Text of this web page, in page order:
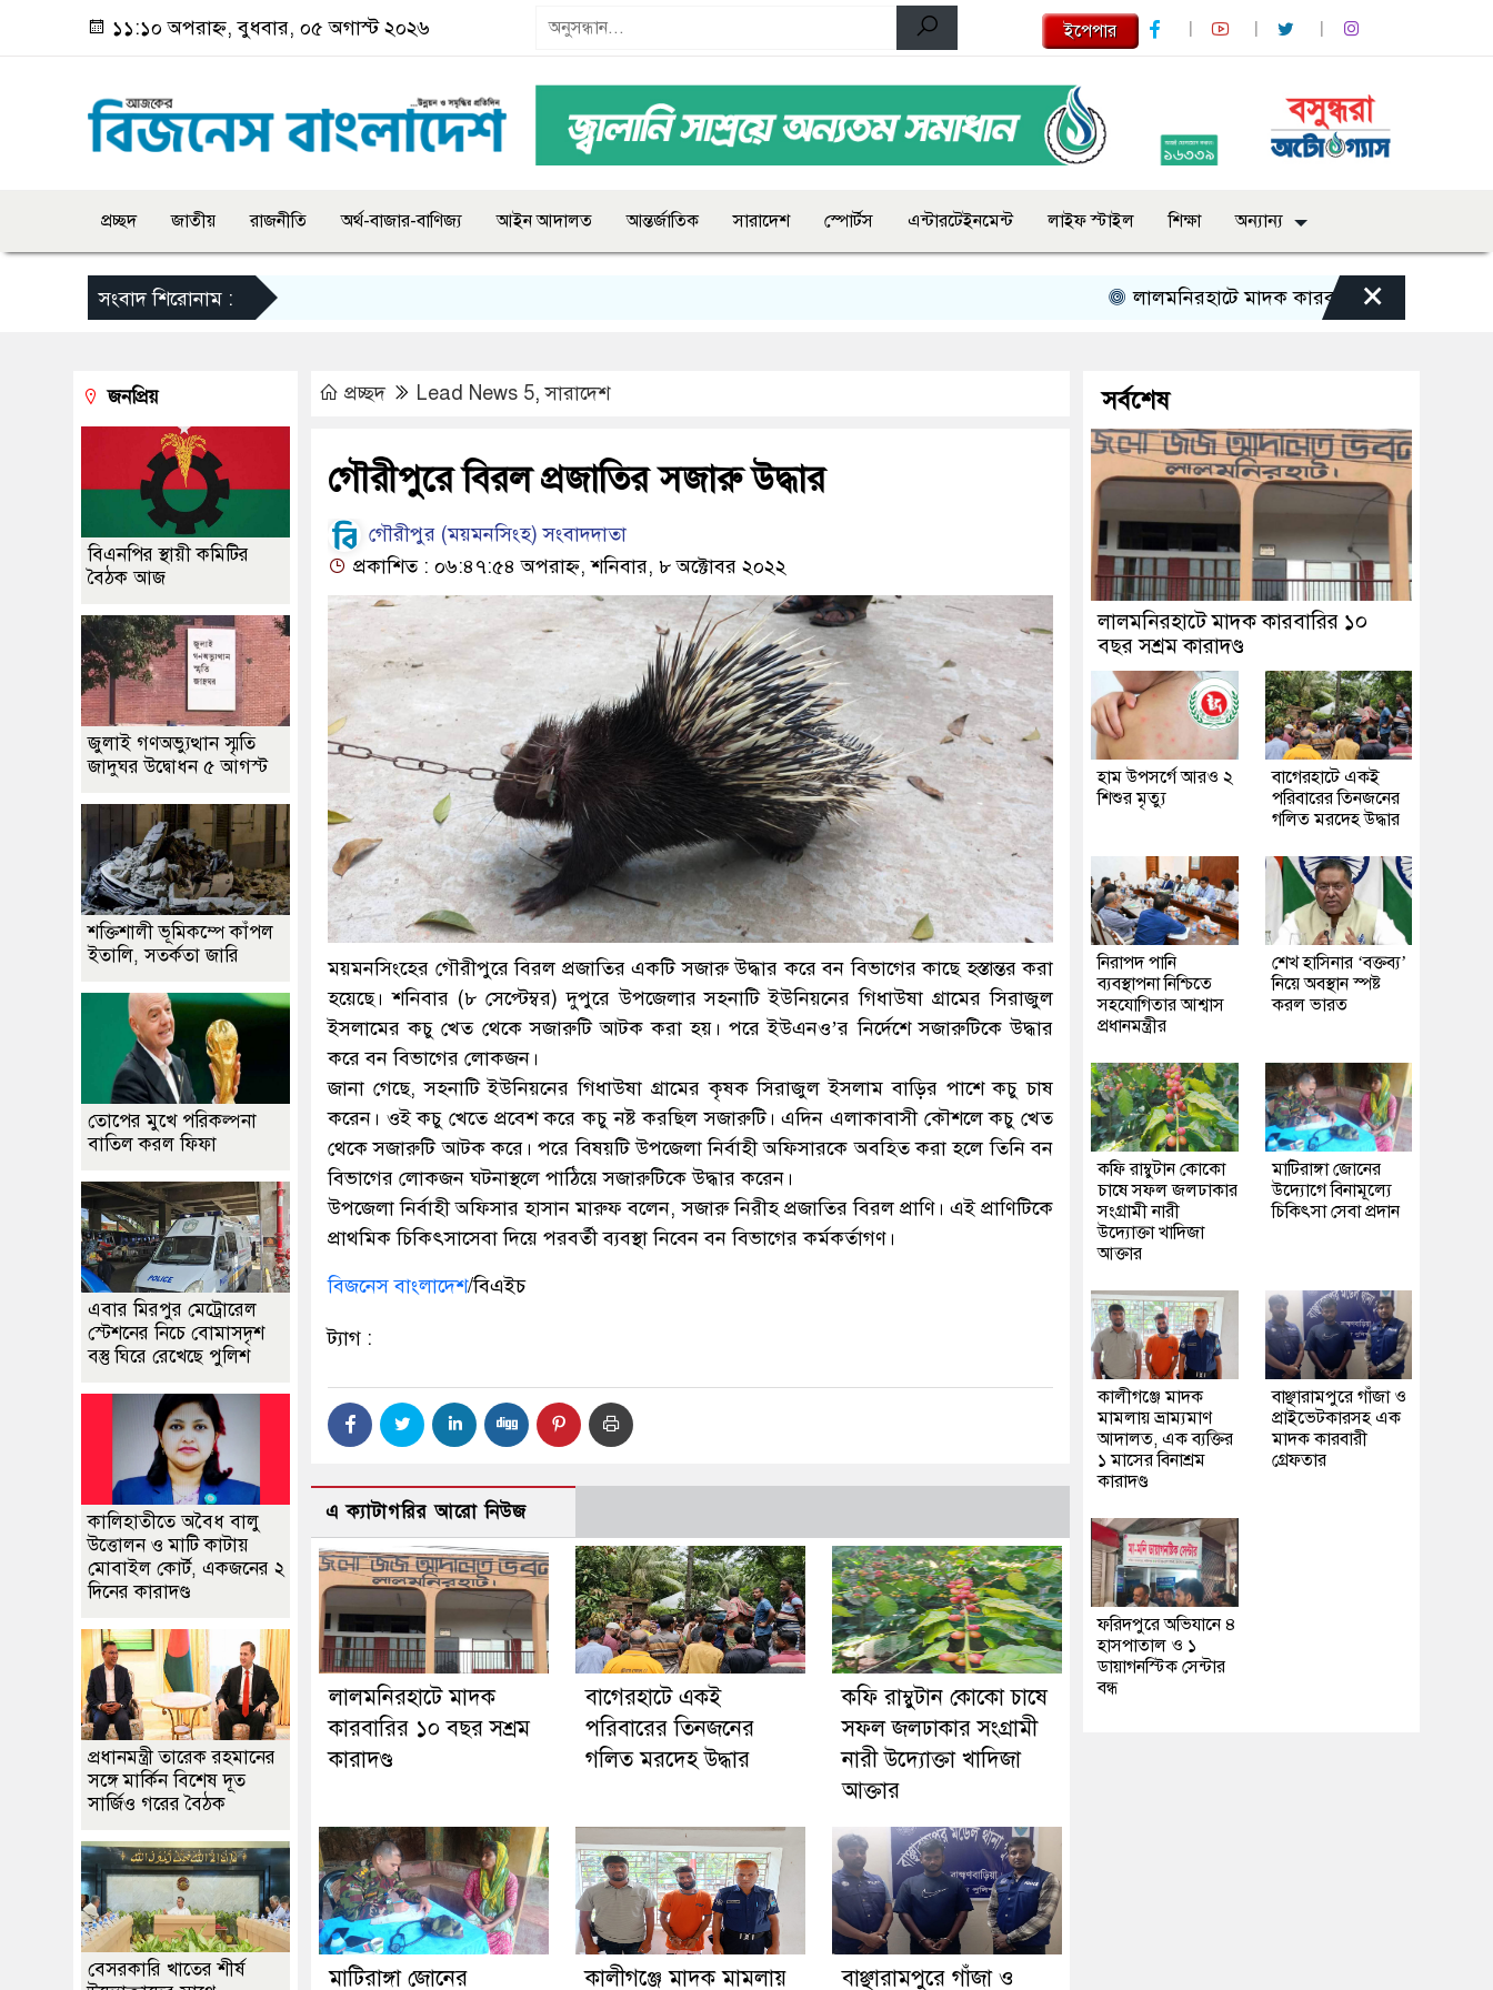
১১:১০ অপরাহ্ন, বুধবার, ০৫ অগাস্ট ২০২৬ ইপেপার
প্রচ্ছদ জাতীয় রাজনীতি অর্থ-বাজার-বাণিজ্য আইন আদালত আন্তর্জাতিক সারাদেশ স্পোর্টস এন্টারটেইনমেন্ট লাইফ স্টাইল শিক্ষা অন্যান্য
সংবাদ শিরোনাম : লালমনিরহাটে মাদক কারবারির ১০ বছর সশ্রম কারাদণ্ড
×
প্রচ্ছদ Lead News 5,সারাদেশ
গৌরীপুরে বিরল প্রজাতির সজারু উদ্ধার
গৌরীপুর (ময়মনসিংহ) সংবাদদাতা
প্রকাশিত : ০৬:৪৭:৫৪ অপরাহ্ন, শনিবার, ৮ অক্টোবর ২০২২
ময়মনসিংহের গৌরীপুরে বিরল প্রজাতির একটি সজারু উদ্ধার করে বন বিভাগের কাছে হস্তান্তর করা
হয়েছে। শনিবার (৮ সেপ্টেম্বর) দুপুরে উপজেলার সহনাটি ইউনিয়নের গিধাউষা গ্রামের সিরাজুল
ইসলামের কচু খেত থেকে সজারুটি আটক করা হয়। পরে ইউএনও’র নির্দেশে সজারুটিকে উদ্ধার
করে বন বিভাগের লোকজন।
জানা গেছে, সহনাটি ইউনিয়নের গিধাউষা গ্রামের কৃষক সিরাজুল ইসলাম বাড়ির পাশে কচু চাষ
করেন। ওই কচু খেতে প্রবেশ করে কচু নষ্ট করছিল সজারুটি। এদিন এলাকাবাসী কৌশলে কচু খেত
থেকে সজারুটি আটক করে। পরে বিষয়টি উপজেলা নির্বাহী অফিসারকে অবহিত করা হলে তিনি বন
বিভাগের লোকজন ঘটনাস্থলে পাঠিয়ে সজারুটিকে উদ্ধার করেন।
উপজেলা নির্বাহী অফিসার হাসান মারুফ বলেন, সজারু নিরীহ প্রজাতির বিরল প্রাণি। এই প্রাণিটিকে
প্রাথমিক চিকিৎসাসেবা দিয়ে পরবর্তী ব্যবস্থা নিবেন বন বিভাগের কর্মকর্তাগণ।
বিজনেস বাংলাদেশ/বিএইচ
ট্যাগ :
এ ক্যাটাগরির আরো নিউজ
লালমনিরহাটে মাদক
কারবারির ১০ বছর সশ্রম
কারাদণ্ড
‎বাগেরহাটে একই
পরিবারের তিনজনের
গলিত মরদেহ উদ্ধার
কফি রাম্বুটান কোকো চাষে
সফল জলঢাকার সংগ্রামী
নারী উদ্যোক্তা খাদিজা
আক্তার
মাটিরাঙ্গা জোনের
কালীগঞ্জে মাদক মামলায়
বাঞ্ছারামপুরে গাঁজা ও
জনপ্রিয়
বিএনপির স্থায়ী কমিটির
বৈঠক আজ
জুলাই গণঅভ্যুত্থান স্মৃতি
জাদুঘর উদ্বোধন ৫ আগস্ট
শক্তিশালী ভূমিকম্পে কাঁপল
ইতালি, সতর্কতা জারি
তোপের মুখে পরিকল্পনা
বাতিল করল ফিফা
এবার মিরপুর মেট্রোরেল
স্টেশনের নিচে বোমাসদৃশ
বস্তু ঘিরে রেখেছে পুলিশ
কালিহাতীতে অবৈধ বালু
উত্তোলন ও মাটি কাটায়
মোবাইল কোর্ট, একজনের ২
দিনের কারাদণ্ড
প্রধানমন্ত্রী তারেক রহমানের
সঙ্গে মার্কিন বিশেষ দূত
সার্জিও গরের বৈঠক
বেসরকারি খাতের শীর্ষ
সর্বশেষ
লালমনিরহাটে মাদক কারবারির ১০
বছর সশ্রম কারাদণ্ড
হাম উপসর্গে আরও ২
শিশুর মৃত্যু
‎বাগেরহাটে একই
পরিবারের তিনজনের
গলিত মরদেহ উদ্ধার
নিরাপদ পানি
ব্যবস্থাপনা নিশ্চিতে
সহযোগিতার আশ্বাস
প্রধানমন্ত্রীর
শেখ হাসিনার ‘বক্তব্য’
নিয়ে অবস্থান স্পষ্ট
করল ভারত
কফি রাম্বুটান কোকো
চাষে সফল জলঢাকার
সংগ্রামী নারী
উদ্যোক্তা খাদিজা
আক্তার
মাটিরাঙ্গা জোনের
উদ্যোগে বিনামূল্যে
চিকিৎসা সেবা প্রদান
কালীগঞ্জে মাদক
মামলায় ভ্রাম্যমাণ
আদালত, এক ব্যক্তির
১ মাসের বিনাশ্রম
কারাদণ্ড
বাঞ্ছারামপুরে গাঁজা ও
প্রাইভেটকারসহ এক
মাদক কারবারী
গ্রেফতার
ফরিদপুরে অভিযানে ৪
হাসপাতাল ও ১
ডায়াগনস্টিক সেন্টার
বন্ধ